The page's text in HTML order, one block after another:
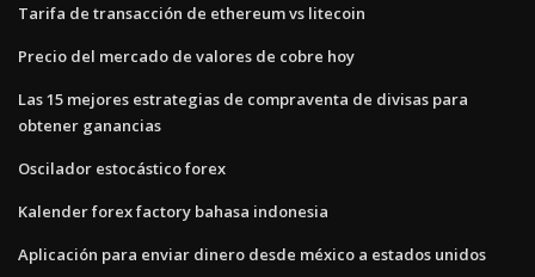
Tarifa de transacción de ethereum vs litecoin
Precio del mercado de valores de cobre hoy
Las 15 mejores estrategias de compraventa de divisas para
obtener ganancias
Oscilador estocástico forex
Kalender forex factory bahasa indonesia
Aplicación para enviar dinero desde méxico a estados unidos